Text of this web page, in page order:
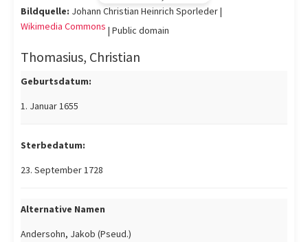
Thomasius, Christian
Geburtsdatum:
1. Januar 1655
Sterbedatum:
23. September 1728
Alternative Namen
Andersohn, Jakob (Pseud.)
Bildquelle: Johann Christian Heinrich Sporleder |
Wikimedia Commons | Public domain